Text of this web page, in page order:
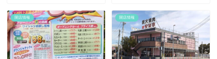
開店情報 開店情報